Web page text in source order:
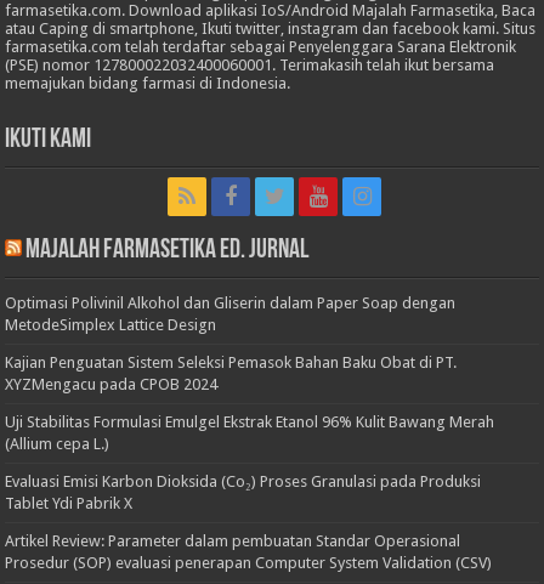
farmasetika.com. Download aplikasi IoS/Android Majalah Farmasetika, Baca
atau Caping di smartphone, Ikuti twitter, instagram dan facebook kami. Situs
farmasetika.com telah terdaftar sebagai Penyelenggara Sarana Elektronik
(PSE) nomor 127800022032400060001. Terimakasih telah ikut bersama
memajukan bidang farmasi di Indonesia.
Ikuti Kami
Majalah Farmasetika Ed. Jurnal
Optimasi Polivinil Alkohol dan Gliserin dalam Paper Soap dengan
MetodeSimplex Lattice Design
Kajian Penguatan Sistem Seleksi Pemasok Bahan Baku Obat di PT.
XYZMengacu pada CPOB 2024
Uji Stabilitas Formulasi Emulgel Ekstrak Etanol 96% Kulit Bawang Merah
(Allium cepa L.)
Evaluasi Emisi Karbon Dioksida (Co₂) Proses Granulasi pada Produksi
Tablet Ydi Pabrik X
Artikel Review: Parameter dalam pembuatan Standar Operasional
Prosedur (SOP) evaluasi penerapan Computer System Validation (CSV)